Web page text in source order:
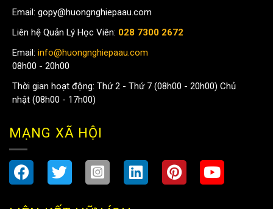
Email: gopy@huongnghiepaau.com
Liên hệ Quản Lý Học Viên: 028 7300 2672
Email: info@huongnghiepaau.com
08h00 - 20h00
Thời gian hoạt động: Thứ 2 - Thứ 7 (08h00 - 20h00) Chủ
nhật (08h00 - 17h00)
MẠNG XÃ HỘI